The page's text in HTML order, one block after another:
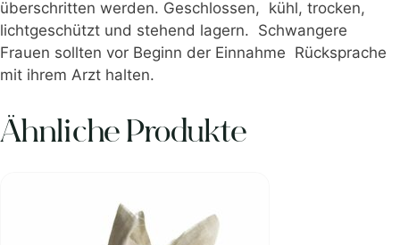
überschritten werden. Geschlossen, kühl, trocken,
lichtgeschützt und stehend lagern. Schwangere
Frauen sollten vor Beginn der Einnahme Rücksprache
mit ihrem Arzt halten.
Ähnliche Produkte